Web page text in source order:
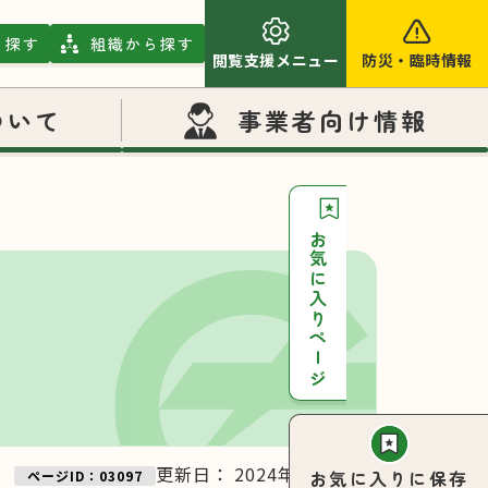
す 組織から探す
閲覧支援メニュー 防災 ・ 臨時情報
て 事業者向け情報
お気に入りページ
お気に入りに保存
ページID：03097 更新日： 2024年11月27日